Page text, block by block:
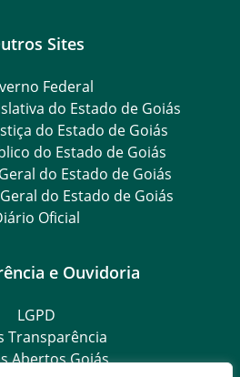
Sites
Federal
do Estado de Goiás
do Estado de Goiás
do Estado de Goiás
do Estado de Goiás
do Estado de Goiás
Oficial
e Ouvidoria
LGPD
Transparência
Abertos Goiás